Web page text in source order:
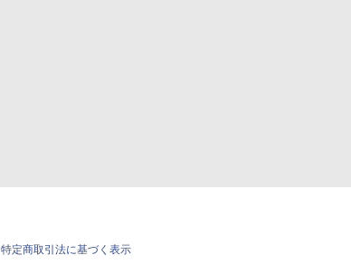
特定商取引法に基づく表示